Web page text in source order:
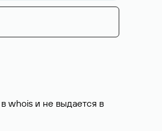
whois и не выдается в